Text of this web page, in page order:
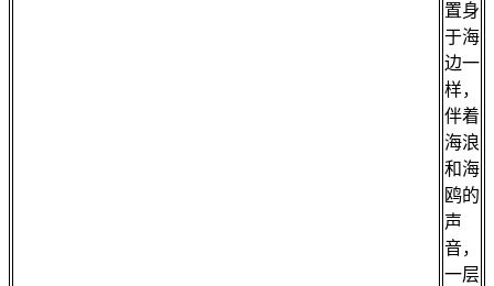
置身
于海
边一
样，
伴着
海浪
和海
鸥的
声
音，
一层